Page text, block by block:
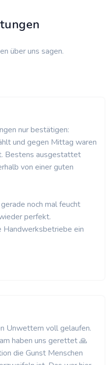
über uns sagen.
nur bestätigen:
und gegen Mittag waren
Bestens ausgestattet
von einer guten
noch mal feucht
perfekt.
Handwerksbetriebe ein
Unwettern voll gelaufen.
haben uns gerettet 🙏
die Gunst Menschen